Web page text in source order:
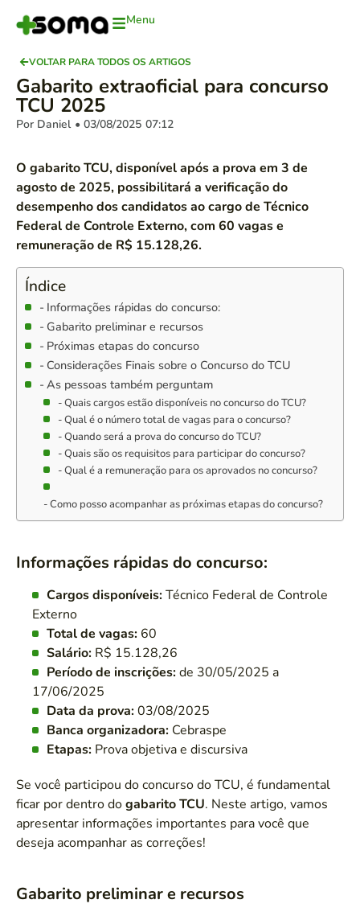
Menu
VOLTAR PARA TODOS OS ARTIGOS
Gabarito extraoficial para concurso
TCU 2025
Por Daniel • 03/08/2025 07:12
O gabarito TCU, disponível após a prova em 3 de
agosto de 2025, possibilitará a verificação do
desempenho dos candidatos ao cargo de Técnico
Federal de Controle Externo, com 60 vagas e
remuneração de R$ 15.128,26.
Índice
Informações rápidas do concurso:
Gabarito preliminar e recursos
Próximas etapas do concurso
Considerações Finais sobre o Concurso do TCU
As pessoas também perguntam
Quais cargos estão disponíveis no concurso do TCU?
Qual é o número total de vagas para o concurso?
Quando será a prova do concurso do TCU?
Quais são os requisitos para participar do concurso?
Qual é a remuneração para os aprovados no concurso?
Como posso acompanhar as próximas etapas do concurso?
Informações rápidas do concurso:
Cargos disponíveis:Técnico Federal de Controle
Externo
Total de vagas: 60
Salário: R$ 15.128,26
Período de inscrições:de 30/05/2025 a
17/06/2025
Data da prova:03/08/2025
Banca organizadora: Cebraspe
Etapas: Prova objetiva e discursiva
Se você participou do concurso do TCU, é fundamental
ficar por dentro dogabarito TCU. Neste artigo, vamos
apresentar informações importantes para você que
deseja acompanhar as correções!
Gabarito preliminar e recursos